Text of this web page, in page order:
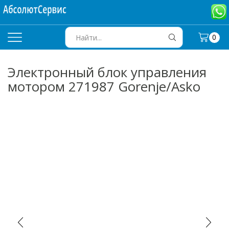
INPUT
0
Электронный блок управления
мотором 271987 Gorenje/Asko